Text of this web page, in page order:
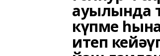
ауылында
күпме
итеп